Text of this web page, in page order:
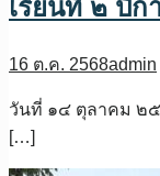
เรียนที่ ๒ ปี
16 ต.ค. 2568admin
วันที่ ๑๔ ตุลาคม ๒
[…]